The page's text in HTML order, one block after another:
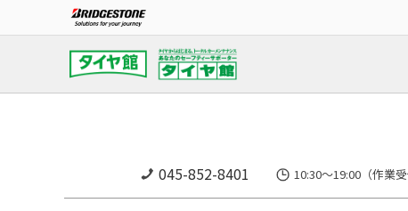
045-852-8401 10:30～19:00（作業